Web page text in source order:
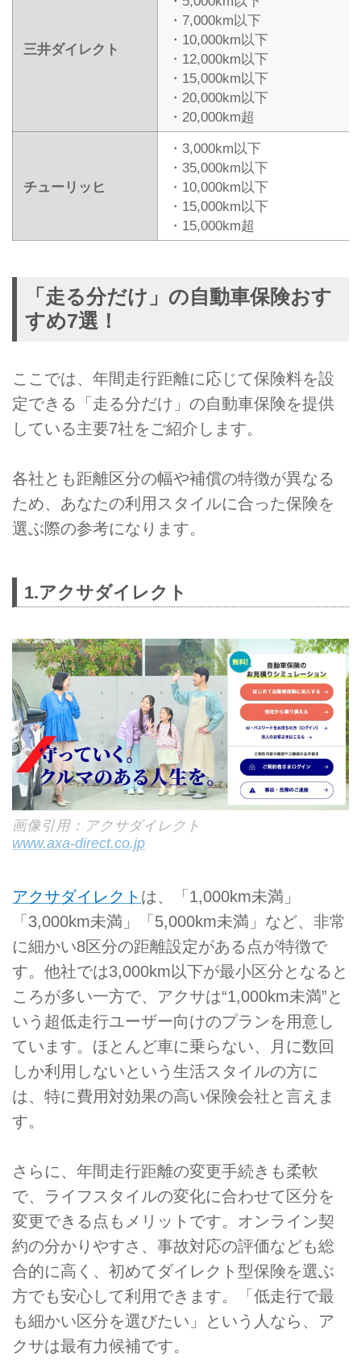
三井ダイレクト
・7,000km以下
・10,000km以下
・12,000km以下
・15,000km以下
・20,000km以下
・20,000km超
チューリッヒ
・3,000km以下
・35,000km以下
・10,000km以下
・15,000km以下
・15,000km超
「走る分だけ」の自動車保険おす
すめ7選！
ここでは、年間走行距離に応じて保険料を設
定できる「走る分だけ」の自動車保険を提供
している主要7社をご紹介します。
各社とも距離区分の幅や補償の特徴が異なる
ため、あなたの利用スタイルに合った保険を
選ぶ際の参考になります。
1.アクサダイレクト
画像引用：アクサダイレクト
www.axa-direct.co.jp
アクサダイレクト は、「1,000km未満」
「3,000km未満」「5,000km未満」など、非常
に細かい8区分の距離設定がある点が特徴で
す。他社では3,000km以下が最小区分となると
ころが多い一方で、アクサは“1,000km未満”と
いう超低走行ユーザー向けのプランを用意し
ています。ほとんど車に乗らない、月に数回
しか利用しないという生活スタイルの方に
は、特に費用対効果の高い保険会社と言えま
す。
さらに、年間走行距離の変更手続きも柔軟
で、ライフスタイルの変化に合わせて区分を
変更できる点もメリットです。オンライン契
約の分かりやすさ、事故対応の評価なども総
合的に高く、初めてダイレクト型保険を選ぶ
方でも安心して利用できます。「低走行で最
も細かい区分を選びたい」という人なら、ア
クサは最有力候補です。